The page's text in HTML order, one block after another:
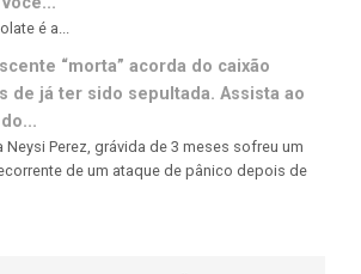
é a...
“morta” acorda do caixão
de já ter sido sepultada. Assista ao
Neysi Perez, grávida de 3 meses sofreu um
de um ataque de pânico depois de